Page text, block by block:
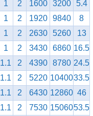
1 2 1600 3200
5.4
1 2 1920 9840
8
1 2 2630 5260
13
1 2 3430 6860 16.5
1.1 2 4390 8780 24.5
1.1 2 5220 1040033.5
1.1 2 6430 12860 46
1.1 2 7530 1506053.5